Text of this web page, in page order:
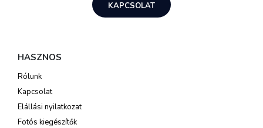
KAPCSOLAT
HASZNOS
Rólunk
Kapcsolat
Elállási nyilatkozat
Fotós kiegészítők